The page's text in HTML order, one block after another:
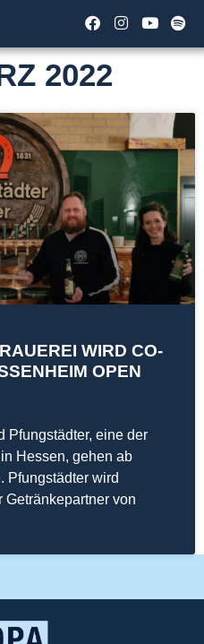
2022
WIRD CO-
OPEN
Pfungstädter, eine der
Hessen, gehen ab
Pfungstädter wird
von